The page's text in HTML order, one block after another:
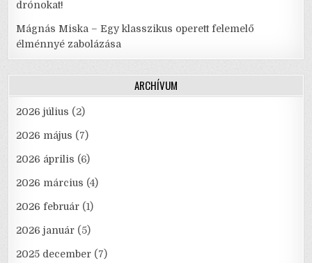
drónokat!
Mágnás Miska – Egy klasszikus operett felemelő
élménnyé zabolázása
ARCHÍVUM
2026 július (2)
2026 május (7)
2026 április (6)
2026 március (4)
2026 február (1)
2026 január (5)
2025 december (7)